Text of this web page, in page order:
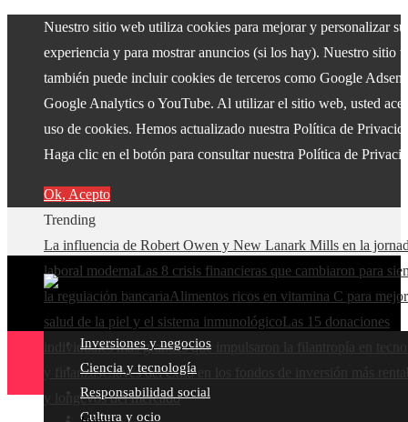
Nuestro sitio web utiliza cookies para mejorar y personalizar su
experiencia y para mostrar anuncios (si los hay). Nuestro sitio
también puede incluir cookies de terceros como Google
Google Analytics o YouTube. Al utilizar el sitio web, usted
uso de cookies. Hemos actualizado nuestra Política de
Haga clic en el botón para consultar nuestra Política de
Ok, Acepto
Trending
La influencia de Robert Owen y New Lanark Mills en la
laboral modernaLas 8 crisis financieras que cambiaron para
la regulación bancariaAlimentos ricos en vitamina C para
salud de la piel y el sistema inmunológicoLas 15 donaciones
individuales más grandes que impulsaron la filantropía en
y finanzasClaves del éxito en los fondos de inversión más
y longevos del mercado
Inversiones y negocios
Ciencia y tecnología
Responsabilidad social
Cultura y ocio